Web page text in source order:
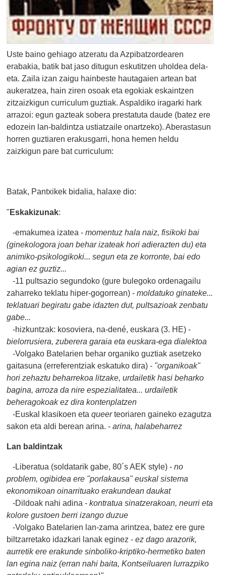
Uste baino gehiago atzeratu da Azpibatzordearen
erabakia, batik bat jaso ditugun eskutitzen uholdea dela-
eta. Zaila izan zaigu hainbeste hautagaien artean bat
aukeratzea, hain ziren osoak eta egokiak eskaintzen
zitzaizkigun curriculum guztiak. Aspaldiko iragarki hark
arrazoi: egun gazteak sobera prestatuta daude (batez ere
edozein lan-baldintza ustiatzaile onartzeko). Aberastasun
horren guztiaren erakusgarri, hona hemen heldu
zaizkigun pare bat curriculum:
Batak, Pantxikek bidalia, halaxe dio:
"Eskakizunak:
-emakumea izatea -momentuz hala naiz, fisikoki bai
(ginekologora joan behar izateak hori adierazten du) eta
animiko-psikologikoki... segun eta ze korronte, bai edo
agian ez guztiz...
-11 pultsazio segundoko (gure bulegoko ordenagailu
zaharreko teklatu hiper-gogorrean) -moldatuko ginateke...
teklatuari begiratu gabe idazten dut, pultsazioak zenbatu
gabe...
-hizkuntzak: kosoviera, na-dené, euskara (3. HE) -
bielorrusiera, zuberera garaia eta euskara-ega dialektoa
-Volgako Batelarien behar organiko guztiak asetzeko
gaitasuna (erreferentziak eskatuko dira) - "organikoak"
hori zehaztu beharrekoa litzake, urdailetik hasi beharko
bagina, arroza da nire espezialitatea... urdailetik
beheragokoak ez dira kontenplatzen
-Euskal klasikoen etaqueerteoriaren gaineko ezagutza
sakon eta aldi berean arina. -arina, halabeharrez
Lan baldintzak
-Liberatua (soldatarik gabe, 80´s AEK style) -no
problem, ogibidea ere "porlakausa" euskal sistema
ekonomikoan oinarrituako erakundean daukat
-Dildoak nahi adina -kontratua sinatzerakoan, neurri eta
kolore gustoen berri izango duzue
-Volgako Batelarien lan-zama arintzea, batez ere gure
biltzarretako idazkari lanak eginez -ez dago arazorik,
aurretik ere erakunde sinboliko-kriptiko-hermetiko baten
lan egina naiz (erran nahi baita, Kontseiluaren lurrazpiko